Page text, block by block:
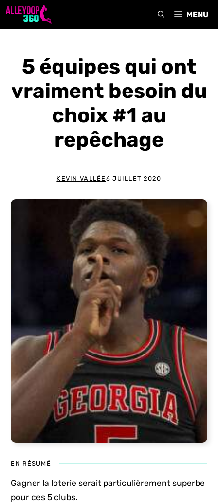
Aller
MENU
5 équipes qui ont
vraiment besoin du
choix #1 au
repêchage
KEVIN VALLÉE 6 JUILLET 2020
EN RÉSUMÉ
Gagner la loterie serait particulièrement superbe
pour ces 5 clubs.